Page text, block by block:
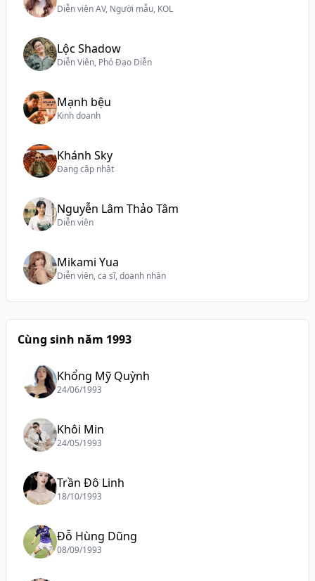
Diễn viên AV, Người mẫu, KOL
Lộc Shadow
Diễn Viên, Phó Đạo Diễn
Mạnh bệu
Kinh doanh
Khánh Sky
Đang cập nhật
Nguyễn Lâm Thảo Tâm
Diễn viên
Mikami Yua
Diễn viên, ca sĩ, doanh nhân
Cùng sinh năm 1993
Khổng Mỹ Quỳnh
24/06/1993
Khôi Min
24/05/1993
Trần Đô Linh
18/10/1993
Đỗ Hùng Dũng
08/09/1993